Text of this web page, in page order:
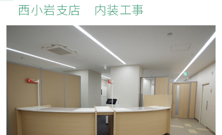
西小岩支店 内装工事